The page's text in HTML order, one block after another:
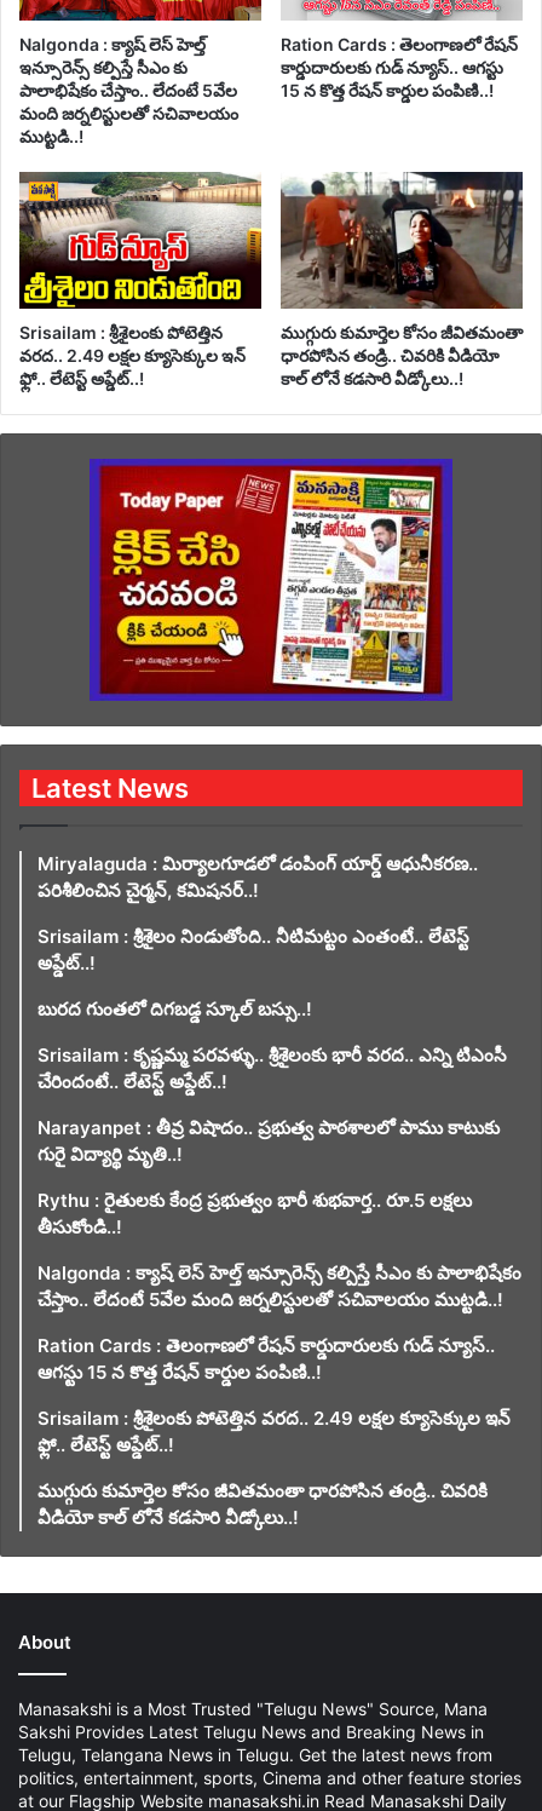
Nalgonda : క్యాష్ లెస్ హెల్త్
ఇన్సూరెన్స్ కల్పిస్తే సీఎం కు
పాలాభిషేకం చేస్తాం.. లేదంటే 5వేల
మంది జర్నలిస్టులతో సచివాలయం
ముట్టడి..!
Ration Cards : తెలంగాణలో రేషన్
కార్డుదారులకు గుడ్ న్యూస్.. ఆగస్టు
15 న కొత్త రేషన్ కార్డుల పంపిణి..!
Srisailam : శ్రీశైలంకు పోటెత్తిన
వరద.. 2.49 లక్షల క్యూసెక్కుల ఇన్
ఫ్లో.. లేటెస్ట్ అప్డేట్..!
ముగ్గురు కుమార్తెల కోసం జీవితమంతా
ధారపోసిన తండ్రి.. చివరికి వీడియో
కాల్ లోనే కడసారి వీడ్కోలు..!
Latest News
Miryalaguda : మిర్యాలగూడలో డంపింగ్ యార్డ్ ఆధునీకరణ..
పరిశీలించిన చైర్మన్, కమిషనర్..!
Srisailam : శ్రీశైలం నిండుతోంది.. నీటిమట్టం ఎంతంటే.. లేటెస్ట్
అప్డేట్..!
బురద గుంతలో దిగబడ్డ స్కూల్ బస్సు..!
Srisailam : కృష్ణమ్మ పరవళ్ళు.. శ్రీశైలంకు భారీ వరద.. ఎన్ని టిఎంసీ
చేరిందంటే.. లేటెస్ట్ అప్డేట్..!
Narayanpet : తీవ్ర విషాదం.. ప్రభుత్వ పాఠశాలలో పాము కాటుకు
గురై విద్యార్థి మృతి..!
Rythu : రైతులకు కేంద్ర ప్రభుత్వం భారీ శుభవార్త.. రూ.5 లక్షలు
తీసుకోండి..!
Nalgonda : క్యాష్ లెస్ హెల్త్ ఇన్సూరెన్స్ కల్పిస్తే సీఎం కు పాలాభిషేకం
చేస్తాం.. లేదంటే 5వేల మంది జర్నలిస్టులతో సచివాలయం ముట్టడి..!
Ration Cards : తెలంగాణలో రేషన్ కార్డుదారులకు గుడ్ న్యూస్..
ఆగస్టు 15 న కొత్త రేషన్ కార్డుల పంపిణి..!
Srisailam : శ్రీశైలంకు పోటెత్తిన వరద.. 2.49 లక్షల క్యూసెక్కుల ఇన్
ఫ్లో.. లేటెస్ట్ అప్డేట్..!
ముగ్గురు కుమార్తెల కోసం జీవితమంతా ధారపోసిన తండ్రి.. చివరికి
వీడియో కాల్ లోనే కడసారి వీడ్కోలు..!
About
Manasakshi is a Most Trusted "Telugu News" Source, Mana
Sakshi Provides Latest Telugu News and Breaking News in
Telugu, Telangana News in Telugu. Get the latest news from
politics, entertainment, sports, Cinema and other feature stories
at our Flagship Website manasakshi.in Read Manasakshi Daily